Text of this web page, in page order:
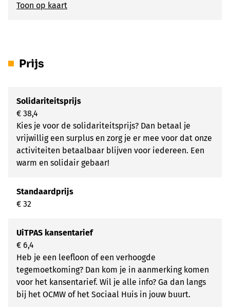
Toon op kaart
Prijs
Solidariteitsprijs
€ 38,4
Kies je voor de solidariteitsprijs? Dan betaal je
vrijwillig een surplus en zorg je er mee voor dat onze
activiteiten betaalbaar blijven voor iedereen. Een
warm en solidair gebaar!
Standaardprijs
€ 32
UiTPAS kansentarief
€ 6,4
Heb je een leefloon of een verhoogde
tegemoetkoming? Dan kom je in aanmerking komen
voor het kansentarief. Wil je alle info? Ga dan langs
bij het OCMW of het Sociaal Huis in jouw buurt.